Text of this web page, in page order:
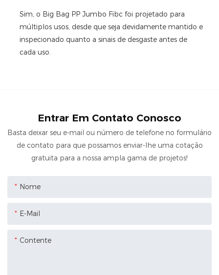
Sim, o Big Bag PP Jumbo Fibc foi projetado para
múltiplos usos, desde que seja devidamente mantido e
inspecionado quanto a sinais de desgaste antes de
cada uso.
Entrar Em Contato Conosco
Basta deixar seu e-mail ou número de telefone no formulário
de contato para que possamos enviar-lhe uma cotação
gratuita para a nossa ampla gama de projetos!
Nome
E-Mail
Contente